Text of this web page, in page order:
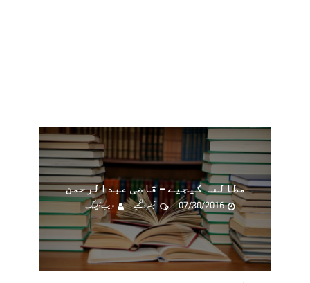
مطالعہ کیجیے – قاضی عبدالرحمن
07/30/2016
تبصرہ لکھیے ویب ڈیسک